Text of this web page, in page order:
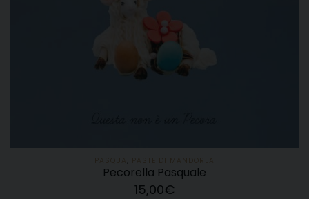
Pecorella Pasquale
15,00€